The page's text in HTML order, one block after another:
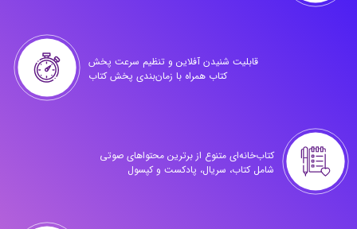
قابلیت شنیدن آفلاین و تنظیم سرعت پخش
کتاب همراه با زمان‌بندی پخش کتاب
کتاب‌خانه‌ای متنوع از برترین محتواهای صوتی
شامل کتاب، سریال، پادکست و کپسول